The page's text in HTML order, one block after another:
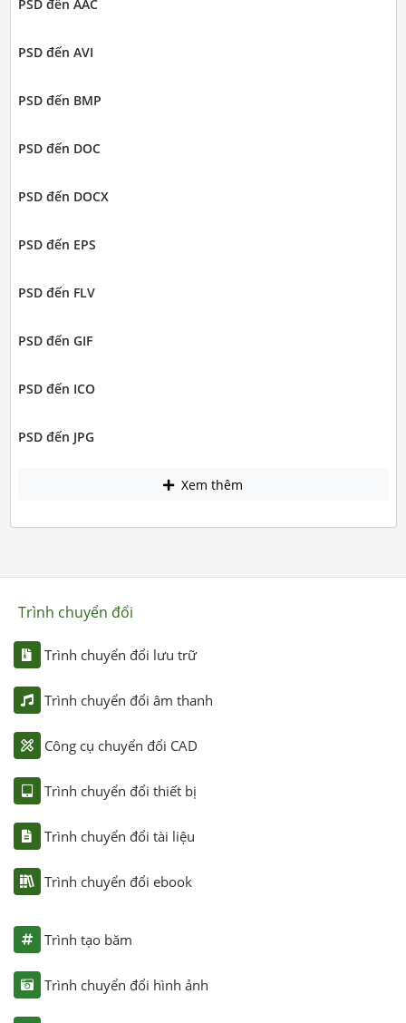
PSD đến AAC
PSD đến AVI
PSD đến BMP
PSD đến DOC
PSD đến DOCX
PSD đến EPS
PSD đến FLV
PSD đến GIF
PSD đến ICO
PSD đến JPG
Xem thêm
Trình chuyển đổi
Trình chuyển đổi lưu trữ
Trình chuyển đổi âm thanh
Công cụ chuyển đổi CAD
Trình chuyển đổi thiết bị
Trình chuyển đổi tài liệu
Trình chuyển đổi ebook
Trình tạo băm
Trình chuyển đổi hình ảnh